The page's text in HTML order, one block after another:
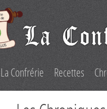
La Confrérie Recettes